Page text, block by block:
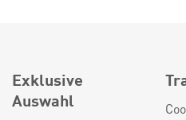
Exklusive
Auswahl